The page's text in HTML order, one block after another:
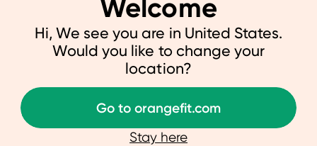
VOLG ONS
Welcome
Hi, We see you are in United States.
Would you like to change your
location?
Go to orangefit.com
Stay here